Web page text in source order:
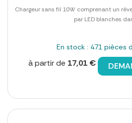
Chargeur sans fil 10W comprenant un
par LED blanches
En stock : 471 pièces
à partir de 17,01 €